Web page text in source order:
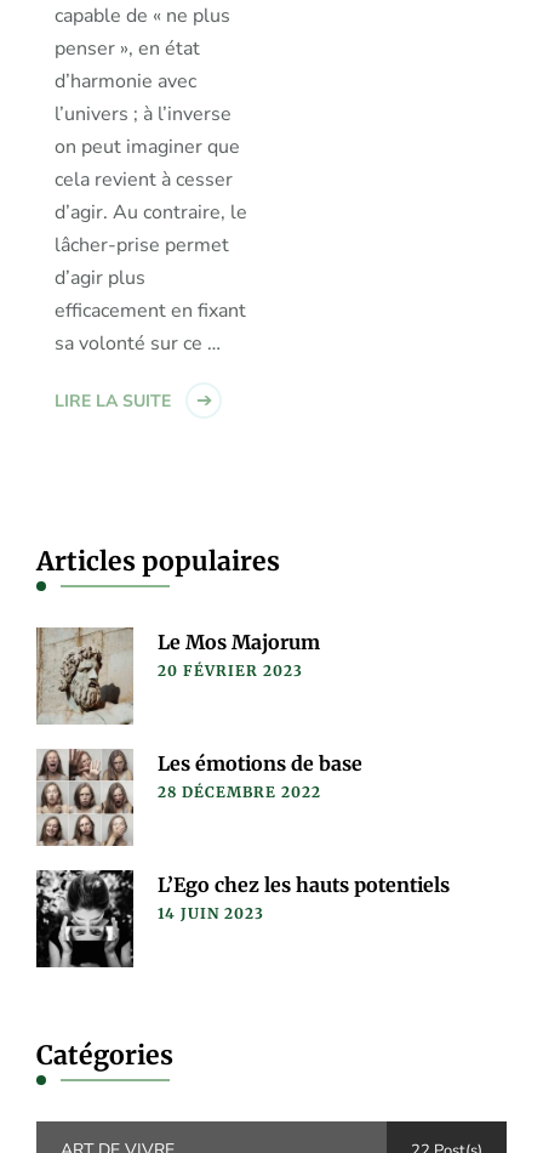
capable de « ne plus
penser », en état
d’harmonie avec
l’univers ; à l’inverse
on peut imaginer que
cela revient à cesser
d’agir. Au contraire, le
lâcher-prise permet
d’agir plus
efficacement en fixant
sa volonté sur ce …
LIRE LA SUITE
Articles populaires
Le Mos Majorum
20 FÉVRIER 2023
Les émotions de base
28 DÉCEMBRE 2022
L’Ego chez les hauts potentiels
14 JUIN 2023
Catégories